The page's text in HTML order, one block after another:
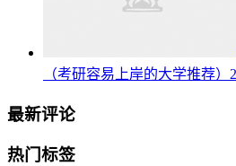
（考研容易上岸的大学推荐）
最新评论
热门标签